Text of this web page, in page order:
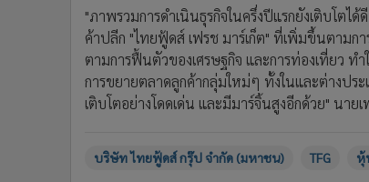
"ภาพรวมการดำเนินธุรกิจในครึ่งปีแรกยังเติบโตไ
ค้าปลีก "ไทยฟู้ดส์ เฟรช มาร์เก็ต" ที่เพิ่มขึ้นตามก
ตามการฟื้นตัวของเศรษฐกิจ และการท่องเที่ยว ท
การขยายตลาดลูกค้ากลุ่มใหม่ๆ ทั้งในและต่างปร
เติบโตอย่างโดดเด่น และมีมาร์จิ้นสูงอีกด้วย" นาย
บริษัท ไทยฟู้ดส์ กรุ๊ป จำกัด (มหาชน) TFG หุ้